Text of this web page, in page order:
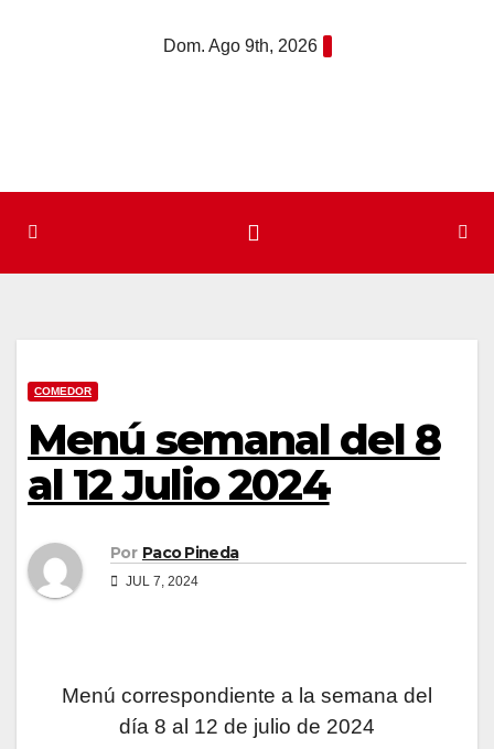
Dom. Ago 9th, 2026
COMEDOR
Menú semanal del 8
al 12 Julio 2024
Por Paco Pineda
JUL 7, 2024
Menú correspondiente a la semana del
día 8 al 12 de julio de 2024